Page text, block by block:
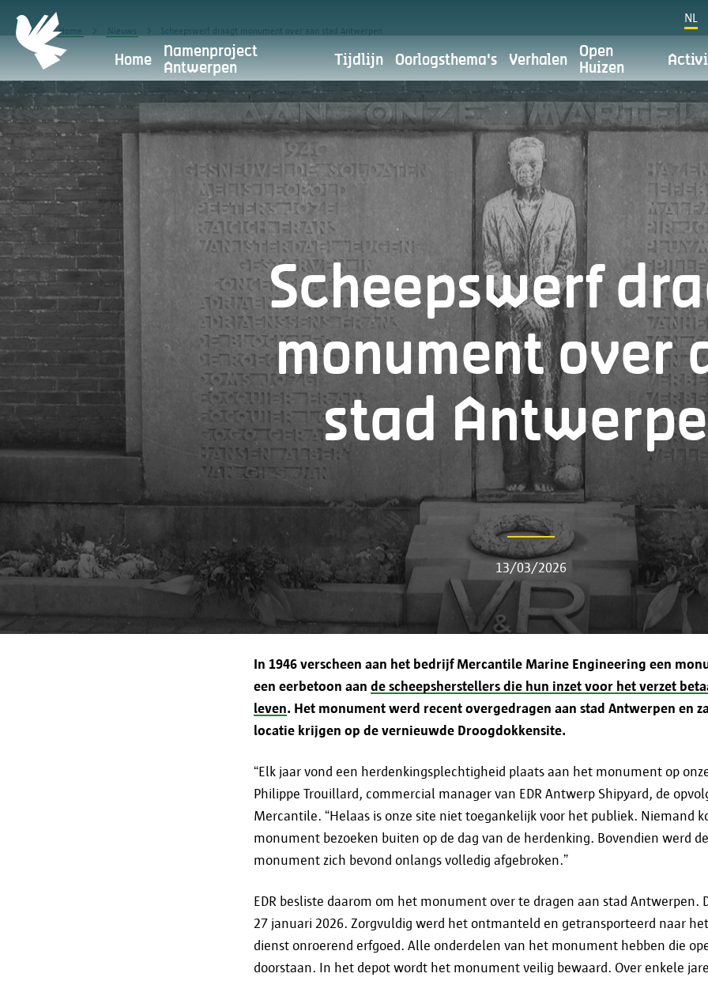
Home Scheepswerf draagt monument over aan stad Antwerpen
NL
Home
Namenproject
Antwerpen
Tijdlijn Oorlogsthema's Verhalen
Open
Huizen
Scheepswerf
monument over
stad
13/03/2026
In 1946 verscheen aan het bedrijf Mercantile Marine Engineering een
een eerbetoon aan de scheepsherstellers die hun inzet voor het verzet
leven. Het monument werd recent overgedragen aan stad Antwerpen en
locatie krijgen op de vernieuwde Droogdokkensite.
“Elk jaar vond een herdenkingsplechtigheid plaats aan het monument op
Philippe Trouillard, commercial manager van EDR Antwerp Shipyard, de
Mercantile. “Helaas is onze site niet toegankelijk voor het publiek. Niemand
monument bezoeken buiten op de dag van de herdenking. Bovendien werd
monument zich bevond onlangs volledig afgebroken.”
EDR besliste daarom om het monument over te dragen aan stad Antwerpen.
27 januari 2026. Zorgvuldig werd het ontmanteld en getransporteerd naar
dienst onroerend erfgoed. Alle onderdelen van het monument hebben die
doorstaan. In het depot wordt het monument veilig bewaard. Over enkele
Privacybeleid Cookievoorkeuren
Antwerpen Herdenkt maakt deel uit van stad Antwerpen. Voor stad Antwerpen is digitale
het uitgangspunt. We willen dit doen met respect voor je privacy. Je leest er
Waarvoor gebruiken we je
persoonsgegevens?
Doorgifte aan andere partijen
Bewaartermijn
Jouw rechten
Waarvoor gebruiken we je
De door jou meegedeelde persoonsgegevens
Antwerpen, Grote Markt 1, 2000 Antwerpen.
Je gegevens zullen uitsluitend worden gebruikt
gericht te communiceren, een efficiënte en
bieden en aan wettelijke verplichtingen te
Voor de verwerking van nieuwsbrieven heb je
Doorgifte aan andere partijen
Stad Antwerpen geeft je persoonsgegevens enkel
de door jou gevraagde informatie te
te voldoen aan wettelijke verplichtingen.
Als je wil weten of en aan wie je gegevens
geval, dan kan je contact opnemen via